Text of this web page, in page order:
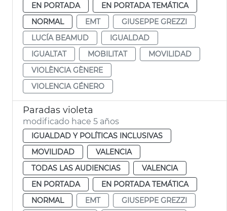
EN PORTADA
EN PORTADA TEMÁTICA
NORMAL
EMT
GIUSEPPE GREZZI
LUCÍA BEAMUD
IGUALDAD
IGUALTAT
MOBILITAT
MOVILIDAD
VIOLÈNCIA GÈNERE
VIOLENCIA GÉNERO
Paradas violeta
modificado hace 5 años
IGUALDAD Y POLÍTICAS INCLUSIVAS
MOVILIDAD
VALENCIA
TODAS LAS AUDIENCIAS
VALENCIA
EN PORTADA
EN PORTADA TEMÁTICA
NORMAL
EMT
GIUSEPPE GREZZI